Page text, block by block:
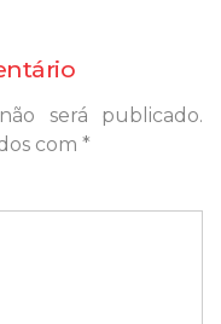
será publicado.
com *